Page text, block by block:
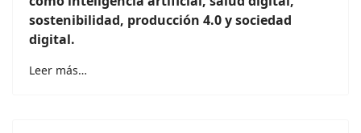
sostenibilidad, producción 4.0 y sociedad
digital.
Leer más…